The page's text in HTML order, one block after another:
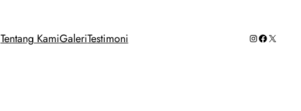
Tentang KamiGaleriTestimoni Instagram
Facebook
X